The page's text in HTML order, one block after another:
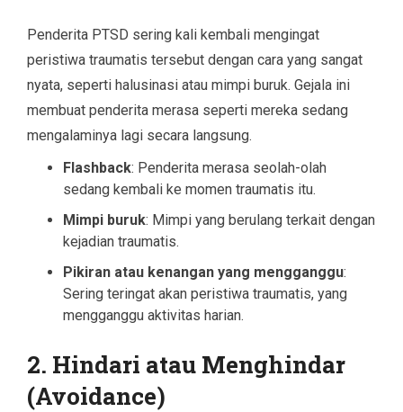
Penderita PTSD sering kali kembali mengingat
peristiwa traumatis tersebut dengan cara yang sangat
nyata, seperti halusinasi atau mimpi buruk. Gejala ini
membuat penderita merasa seperti mereka sedang
mengalaminya lagi secara langsung.
Flashback: Penderita merasa seolah-olah
sedang kembali ke momen traumatis itu.
Mimpi buruk: Mimpi yang berulang terkait dengan
kejadian traumatis.
Pikiran atau kenangan yang mengganggu:
Sering teringat akan peristiwa traumatis, yang
mengganggu aktivitas harian.
2. Hindari atau Menghindar
(Avoidance)